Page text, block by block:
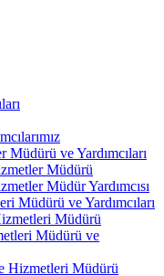
ve Yardımcıları
Müdürü
Müdür Yardımcısı
Müdürü ve Yardımcıları
Müdürü
Müdürü ve
Hizmetleri Müdürü